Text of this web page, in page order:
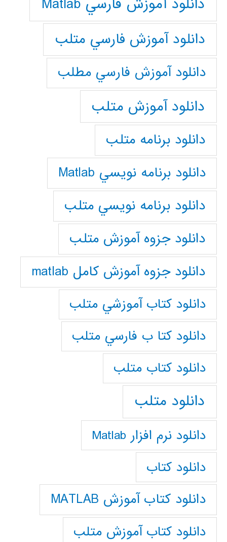
دانلود آموزش فارسي Matlab
دانلود آموزش فارسي متلب
دانلود آموزش فارسي مطلب
دانلود آموزش متلب
دانلود برنامه متلب
دانلود برنامه نويسي Matlab
دانلود برنامه نويسي متلب
دانلود جزوه آموزش متلب
دانلود جزوه آموزش کامل matlab
دانلود كتاب آموزشي متلب
دانلود كتا ب فارسي متلب
دانلود كتاب متلب
دانلود متلب
دانلود نرم افزار Matlab
دانلود کتاب
دانلود کتاب آموزش MATLAB
دانلود کتاب آموزش متلب